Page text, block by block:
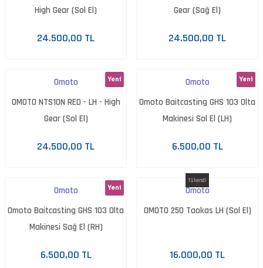
High Gear (Sol El)
24.500,00 TL
Gear (Sağ El)
24.500,00 TL
Yeni
Omoto
OMOTO NTS10N RED - LH - High
Gear (Sol El)
24.500,00 TL
Yeni
Omoto
Omoto Baitcasting GHS 103 Olta
Makinesi Sol El (LH)
6.500,00 TL
Yeni
Omoto
Omoto Baitcasting GHS 103 Olta
Makinesi Sağ El (RH)
6.500,00 TL
Tükendi
Omoto
OMOTO 250 Taokas LH (Sol El)
16.000,00 TL